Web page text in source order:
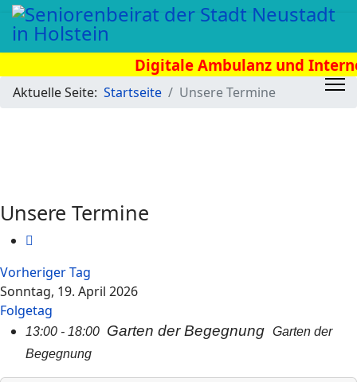
Digitale Ambulanz und
02.09.2026
Aktuelle Seite: Startseite Unsere Termine
Unsere Termine
Vorheriger Tag
Sonntag, 19. April 2026
Folgetag
13:00 - 18:00 Garten der Begegnung Garten der
Begegnung